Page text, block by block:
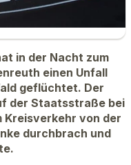
in der Nacht zum
einen Unfall
geflüchtet. Der
der Staatsstraße bei
Kreisverkehr von der
durchbrach und